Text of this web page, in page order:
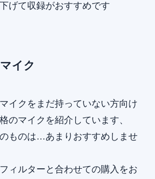
げて収録がおすすめです
イク
イクをまだ持っていない方向け
のマイクを紹介しています、
ものは…あまりおすすめしませ
ィルターと合わせての購入をお